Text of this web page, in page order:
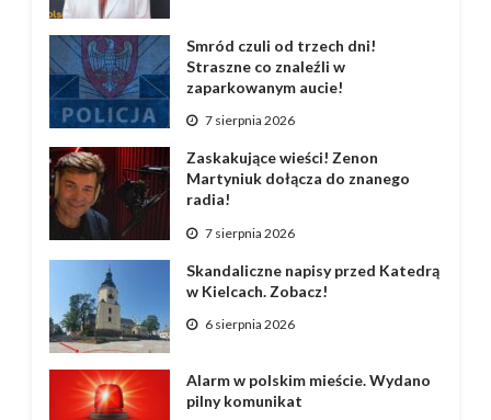
Smród czuli od trzech dni!
Straszne co znaleźli w
zaparkowanym aucie!
7 sierpnia 2026
Zaskakujące wieści! Zenon
Martyniuk dołącza do znanego
radia!
7 sierpnia 2026
Skandaliczne napisy przed Katedrą
w Kielcach. Zobacz!
6 sierpnia 2026
Alarm w polskim mieście. Wydano
pilny komunikat